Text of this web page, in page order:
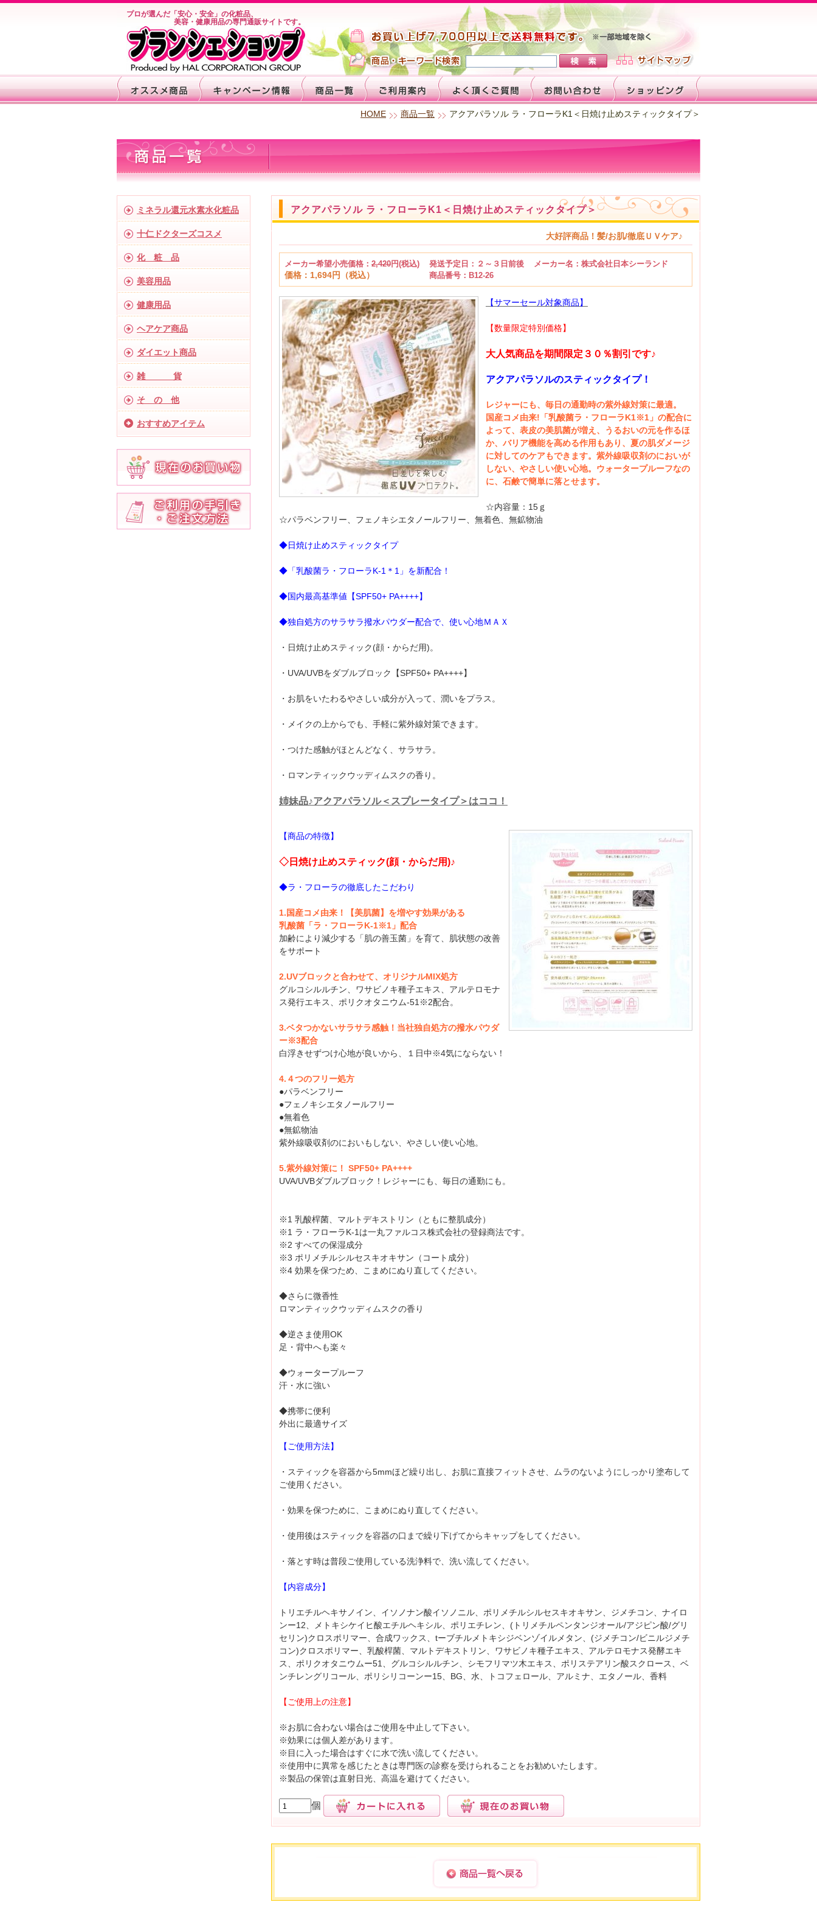
プロが選んだ「安心・安全」の化粧品、
美容・健康用品の専門通販サイトです。
HOME 商品一覧 アクアパラソル ラ・フローラK1＜日焼け止めスティックタイプ＞
ミネラル還元水素水化粧品
十仁ドクターズコスメ
化 粧 品
美容用品
健康用品
ヘアケア商品
ダイエット商品
雑 貨
そ の 他
おすすめアイテム
アクアパラソル ラ・フローラK1＜日焼け止めスティックタイプ＞
大好評商品！髪/お肌/徹底ＵＶケア♪
メーカー希望小売価格： 2,420円(税込)
価格：1,694円（税込）
発送予定日：２～３日前後
商品番号：B12-26
メーカー名：株式会社日本シーランド
【サマーセール対象商品】
【数量限定特別価格】
大人気商品を期間限定３０％割引です♪
アクアパラソルのスティックタイプ！
レジャーにも、毎日の通勤時の紫外線対策に最適。
国産コメ由来!「乳酸菌ラ・フローラK1※1」の配合に
よって、表皮の美肌菌が増え、うるおいの元を作るほ
か、バリア機能を高める作用もあり、夏の肌ダメージ
に対してのケアもできます。紫外線吸収剤のにおいが
しない、やさしい使い心地。ウォータープルーフなの
に、石鹸で簡単に落とせます。
☆内容量：15ｇ
☆パラベンフリー、フェノキシエタノールフリー、無着色、無鉱物油
◆日焼け止めスティックタイプ
◆「乳酸菌ラ・フローラK-1＊1」を新配合！
◆国内最高基準値【SPF50+ PA++++】
◆独自処方のサラサラ撥水パウダー配合で、使い心地ＭＡＸ
・日焼け止めスティック(顔・からだ用)。
・UVA/UVBをダブルブロック【SPF50+ PA++++】
・お肌をいたわるやさしい成分が入って、潤いをプラス。
・メイクの上からでも、手軽に紫外線対策できます。
・つけた感触がほとんどなく、サラサラ。
・ロマンティックウッディムスクの香り。
姉妹品♪アクアパラソル＜スプレータイプ＞はココ！
【商品の特徴】
◇日焼け止めスティック(顔・からだ用)♪
◆ラ・フローラの徹底したこだわり
1.国産コメ由来！【美肌菌】を増やす効果がある
乳酸菌「ラ・フローラK-1※1」配合
加齢により減少する「肌の善玉菌」を育て、肌状態の改善
をサポート
2.UVブロックと合わせて、オリジナルMIX処方
グルコシルルチン、ワサビノキ種子エキス、アルテロモナ
ス発行エキス、ポリクオタニウム-51※2配合。
3.ベタつかないサラサラ感触！当社独自処方の撥水パウダ
ー※3配合
白浮きせずつけ心地が良いから、１日中※4気にならない！
4.４つのフリー処方
●パラベンフリー
●フェノキシエタノールフリー
●無着色
●無鉱物油
紫外線吸収剤のにおいもしない、やさしい使い心地。
5.紫外線対策に！ SPF50+ PA++++
UVA/UVBダブルブロック！レジャーにも、毎日の通勤にも。
※1 乳酸桿菌、マルトデキストリン（ともに整肌成分）
※1 ラ・フローラK-1は一丸ファルコス株式会社の登録商法です。
※2 すべての保湿成分
※3 ポリメチルシルセスキオキサン（コート成分）
※4 効果を保つため、こまめにぬり直してください。
◆さらに微香性
ロマンティックウッディムスクの香り
◆逆さま使用OK
足・背中へも楽々
◆ウォータープルーフ
汗・水に強い
◆携帯に便利
外出に最適サイズ
【ご使用方法】
・スティックを容器から5mmほど繰り出し、お肌に直接フィットさせ、ムラのないようにしっかり塗布して
ご使用ください。
・効果を保つために、こまめにぬり直してください。
・使用後はスティックを容器の口まで繰り下げてからキャップをしてください。
・落とす時は普段ご使用している洗浄料で、洗い流してください。
【内容成分】
トリエチルヘキサノイン、イソノナン酸イソノニル、ポリメチルシルセスキオキサン、ジメチコン、ナイロ
ンー12、メトキシケイヒ酸エチルヘキシル、ポリエチレン、(トリメチルペンタンジオール/アジピン酸/グリ
セリン)クロスポリマー、合成ワックス、tーブチルメトキシジベンゾイルメタン、(ジメチコン/ビニルジメチ
コン)クロスポリマー、乳酸桿菌、マルトデキストリン、ワサビノキ種子エキス、アルテロモナス発酵エキ
ス、ポリクオタニウムー51、グルコシルルチン、シモフリマツ木エキス、ポリステアリン酸スクロース、ベ
ンチレングリコール、ポリシリコーンー15、BG、水、トコフェロール、アルミナ、エタノール、香料
【ご使用上の注意】
※お肌に合わない場合はご使用を中止して下さい。
※効果には個人差があります。
※目に入った場合はすぐに水で洗い流してください。
※使用中に異常を感じたときは専門医の診察を受けられることをお勧めいたします。
※製品の保管は直射日光、高温を避けてください。
個